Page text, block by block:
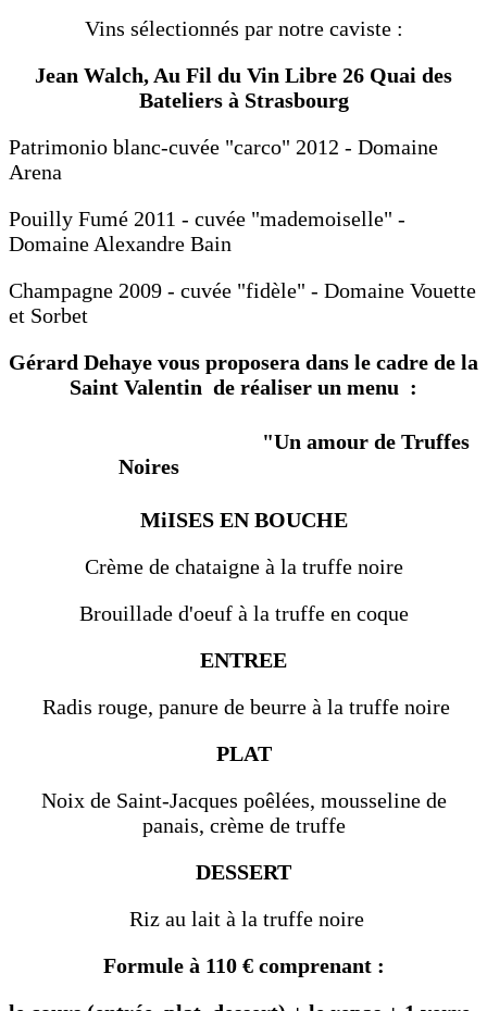
Vins sélectionnés par notre caviste :
Jean Walch, Au Fil du Vin Libre 26 Quai des
Bateliers à Strasbourg
Patrimonio blanc-cuvée "carco" 2012 - Domaine
Arena
Pouilly Fumé 2011 - cuvée "mademoiselle" -
Domaine Alexandre Bain
Champagne 2009 - cuvée "fidèle" - Domaine Vouette
et Sorbet
Gérard Dehaye vous proposera dans le cadre de la
Saint Valentin de réaliser un menu :
"Un amour de Truffes
Noires
MiISES EN BOUCHE
Crème de chataigne à la truffe noire
Brouillade d'oeuf à la truffe en coque
ENTREE
Radis rouge, panure de beurre à la truffe noire
PLAT
Noix de Saint-Jacques poêlées, mousseline de
panais, crème de truffe
DESSERT
Riz au lait à la truffe noire
Formule à 110 € comprenant :